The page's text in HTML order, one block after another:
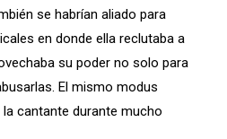
se habrían aliado para
en donde ella reclutaba a
su poder no solo para
El mismo modus
cantante durante mucho